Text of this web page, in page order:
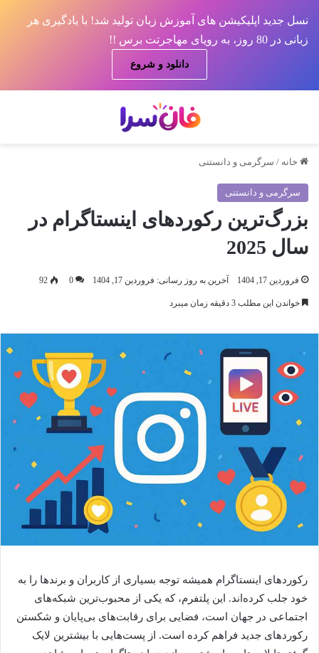
نسل جدید اپلیکیشن های آموزش زبان تولید شد! با یادگیری هر
زبانی در 80 روز، به رویای مهاجرتت برس !!
دانلود و شروع
خانه / سرگرمی و دانستنی
سرگرمی و دانستنی
بزرگ‌ترین رکوردهای اینستاگرام در
سال 2025
فروردین 17, 1404 آخرین به روز رسانی: فروردین 17, 1404 0
92
خواندن این مطلب 3 دقیقه زمان میبرد
رکوردهای اینستاگرام همیشه توجه بسیاری از کاربران و برندها را به
خود جلب کرده‌اند. این پلتفرم، که یکی از محبوب‌ترین شبکه‌های
اجتماعی در جهان است، فضایی برای رقابت‌های بی‌پایان و شکستن
رکوردهای جدید فراهم کرده است. از پست‌هایی با بیشترین لایک